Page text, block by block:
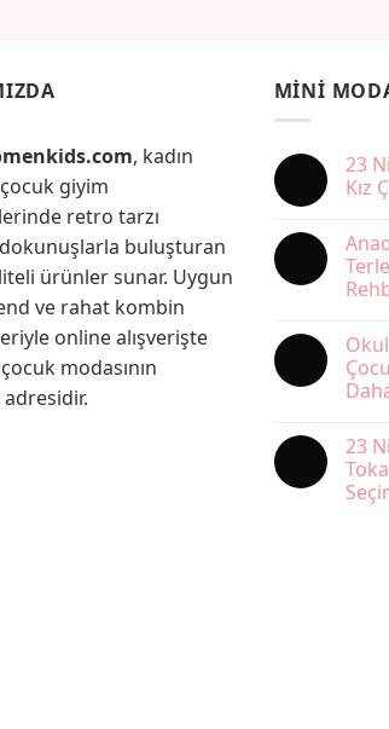
, kadın
giyim
retro tarzı
buluşturan
ürünler sunar. Uygun
ve rahat kombin
online alışverişte
modasının
MINI
23
Kız
23
Nisan
İçin
Kırmızı
Çocuk
İçin
Okul
Kız
Çocuk
Elbise
23